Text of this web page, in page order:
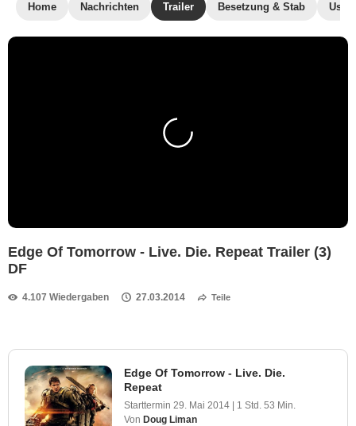
Home Nachrichten Trailer Besetzung & Stab
Edge Of Tomorrow - Live. Die. Repeat Trailer (3)
DF
4.107 Wiedergaben 27.03.2014 Teile
Edge Of Tomorrow - Live. Die.
Repeat
Starttermin 29. Mai 2014 | 1 Std. 53 Min.
Von Doug Liman